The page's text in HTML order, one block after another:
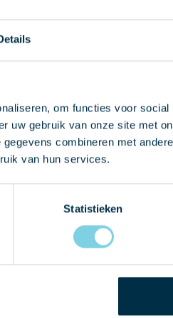
om functies voor social
uw gebruik van onze site met
combineren met
van hun services.
Statistieken
zien wat voor authentiek
U zult begrijpen dat dit geen
die men vervolgens snijdt, zet
te voorzien. Ook dit wordt
afwerking aan de binnenzijde,
van kwaliteitscontrole
RAL-kleur of het verplaatsen
PMR dakraam?Bel of mailons